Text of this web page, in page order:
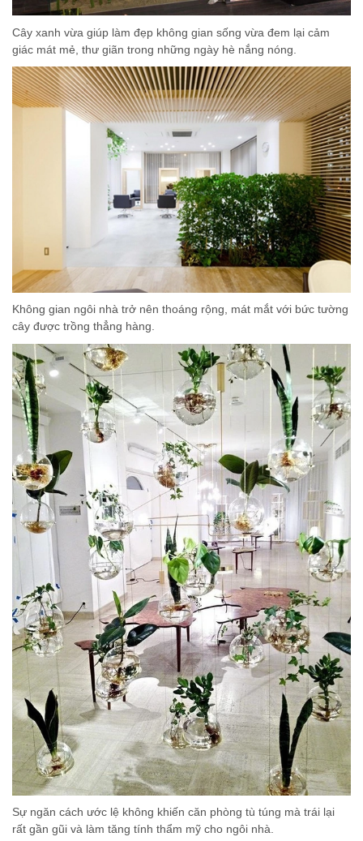
Cây xanh vừa giúp làm đẹp không gian sống vừa đem lại cảm
giác mát mẻ, thư giãn trong những ngày hè nắng nóng.
Không gian ngôi nhà trở nên thoáng rộng, mát mắt với bức tường
cây được trồng thẳng hàng.
Sự ngăn cách ước lệ không khiến căn phòng tù túng mà trái lại
rất gần gũi và làm tăng tính thẩm mỹ cho ngôi nhà.